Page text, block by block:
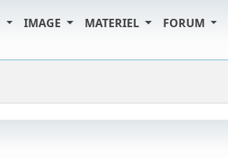
IMAGE MATERIEL FORUM